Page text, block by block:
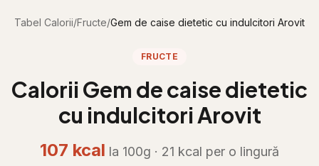
Tabel Calorii/Fructe/Gem de caise dietetic cu indulcitori Arovit
FRUCTE
Calorii Gem de caise dietetic
cu indulcitori Arovit
107 kcal la 100g · 21 kcal per o lingură